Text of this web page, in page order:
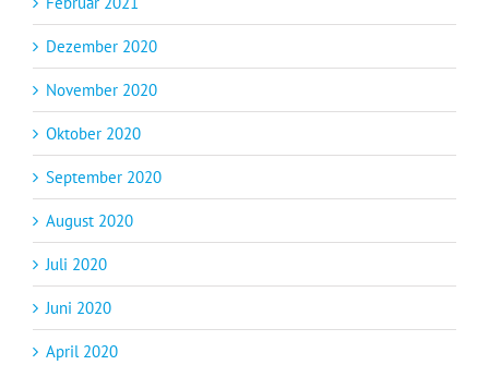
Dezember 2020
November 2020
Oktober 2020
September 2020
August 2020
Juli 2020
Juni 2020
April 2020